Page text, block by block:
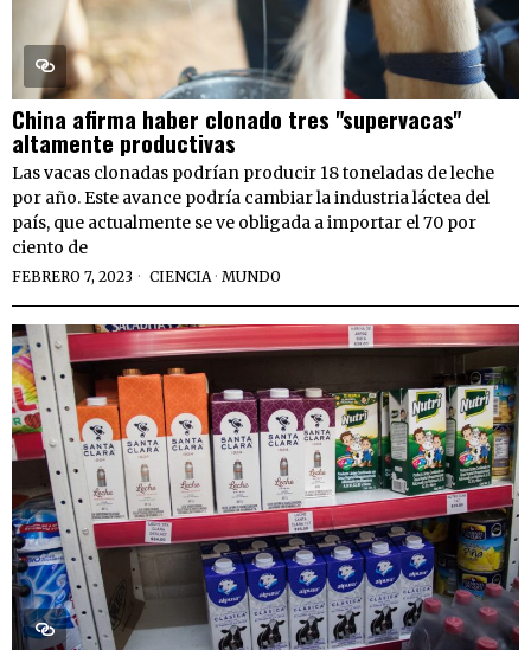
China afirma haber clonado tres "supervacas"
altamente productivas
Las vacas clonadas podrían producir 18 toneladas de leche
por año. Este avance podría cambiar la industria láctea del
país, que actualmente se ve obligada a importar el 70 por
ciento de
FEBRERO 7, 2023 CIENCIA · MUNDO